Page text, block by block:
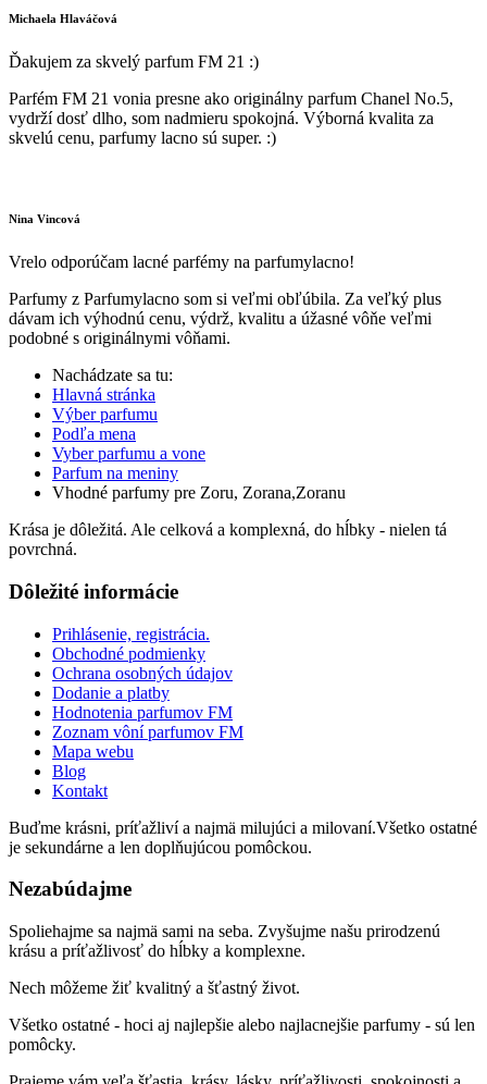
Michaela Hlaváčová
Ďakujem za skvelý parfum FM 21 :)
Parfém FM 21 vonia presne ako originálny parfum Chanel No.5,
vydrží dosť dlho, som nadmieru spokojná. Výborná kvalita za
skvelú cenu, parfumy lacno sú super. :)
Nina Vincová
Vrelo odporúčam lacné parfémy na parfumylacno!
Parfumy z Parfumylacno som si veľmi obľúbila. Za veľký plus
dávam ich výhodnú cenu, výdrž, kvalitu a úžasné vôňe veľmi
podobné s originálnymi vôňami.
Nachádzate sa tu:
Hlavná stránka
Výber parfumu
Podľa mena
Vyber parfumu a vone
Parfum na meniny
Vhodné parfumy pre Zoru, Zorana,Zoranu
Krása je dôležitá. Ale celková a komplexná, do hĺbky - nielen tá
povrchná.
Dôležité informácie
Prihlásenie, registrácia.
Obchodné podmienky
Ochrana osobných údajov
Dodanie a platby
Hodnotenia parfumov FM
Zoznam vôní parfumov FM
Mapa webu
Blog
Kontakt
Buďme krásni, príťažliví a najmä milujúci a milovaní.Všetko ostatné
je sekundárne a len doplňujúcou pomôckou.
Nezabúdajme
Spoliehajme sa najmä sami na seba. Zvyšujme našu prirodzenú
krásu a príťažlivosť do hĺbky a komplexne.
Nech môžeme žiť kvalitný a šťastný život.
Všetko ostatné - hoci aj najlepšie alebo najlacnejšie parfumy - sú len
pomôcky.